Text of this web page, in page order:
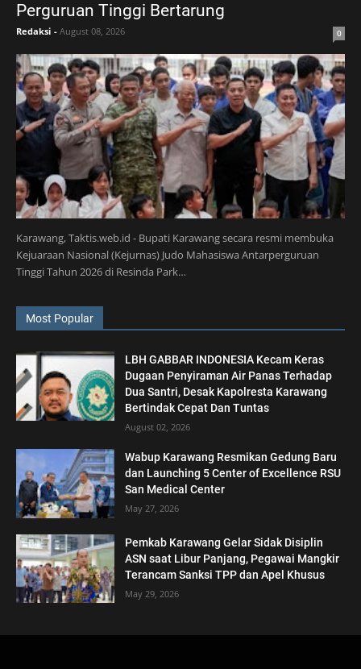
Perguruan Tinggi Bertarung
Redaksi - August 08, 2026 0
Karawang, Taktis.web.id - Bupati Karawang secara resmi membuka
Kejuaraan Nasional (Kejurnas) Judo Mahasiswa Antarperguruan
Tinggi Tahun 2026 di Resinda Park…
Most Popular
LBH GABBAR INDONESIA Kecam Keras
Dugaan Penyiraman Air Panas Terhadap
Dua Santri, Desak Kapolresta Karawang
Bertindak Cepat Dan Tuntas
August 02, 2026
Wabup Karawang Resmikan Gedung Baru
dan Launching 5 Center of Excellence RSU
San Medical Center
May 27, 2026
Pemkab Karawang Gelar Sidak Disiplin
ASN saat Libur Panjang, Pegawai Mangkir
Terancam Sanksi TPP dan Apel Khusus
May 29, 2026